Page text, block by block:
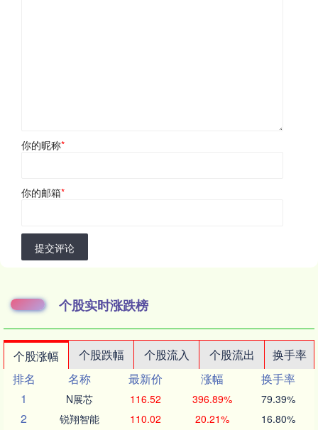
你的昵称*
你的邮箱*
提交评论
个股实时涨跌榜
个股涨幅 个股跌幅 个股流入 个股流出
换手率
排名
名称 最新价 涨幅
换手率
1
N展芯 116.52 396.89% 79.39%
2 锐翔智能 110.02 20.21% 16.80%